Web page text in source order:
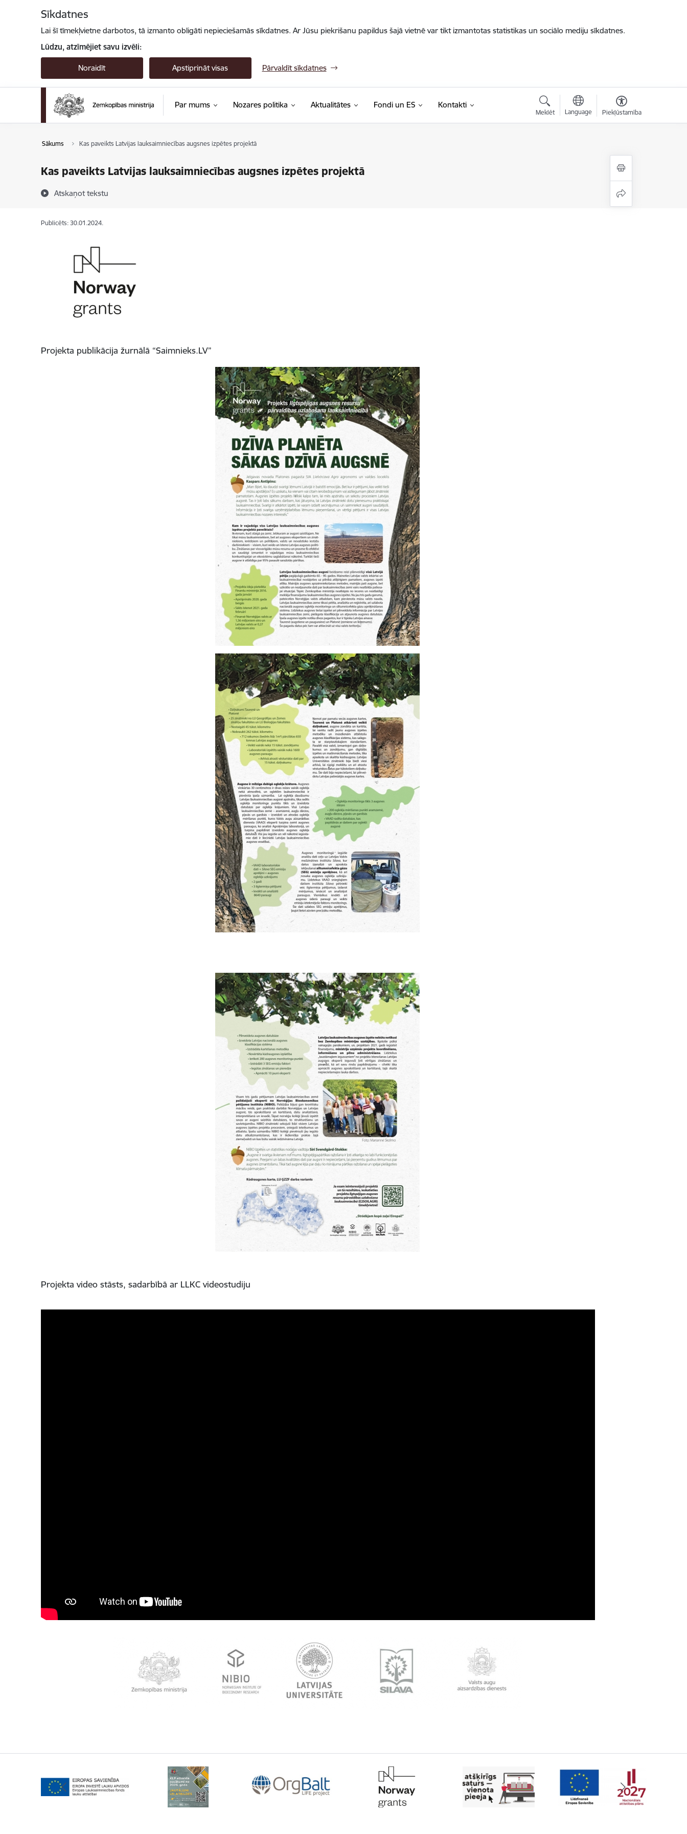
Sīkdatnes
Lai šī tīmekļvietne darbotos, tā izmanto obligāti nepieciešamās sīkdatnes. Ar Jūsu piekrišanu papildus šajā vietnē var tikt izmantotas statistikas un sociālo mediju sīkdatnes.
Lūdzu, atzīmējiet savu izvēli:
Noraidīt Apstiprināt visas Pārvaldīt sīkdatnes
Par mums Nozares politika Aktualitātes Fondi un ES Kontakti
Meklēt Language Piekļūstamība
Sākums Kas paveikts Latvijas lauksaimniecības augsnes izpētes projektā
Kas paveikts Latvijas lauksaimniecības augsnes izpētes projektā
Atskaņot tekstu
Publicēts: 30.01.2024.
Projekta publikācija žurnālā “Saimnieks.LV”
Projekta video stāsts, sadarbībā ar LLKC videostudiju